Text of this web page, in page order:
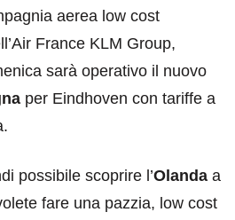
aerea low cost
France KLM Group,
sarà operativo il nuovo
per Eindhoven con tariffe a
possibile scoprire l’Olanda a
fare una pazzia, low cost